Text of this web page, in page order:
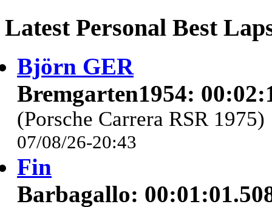
Latest Personal Best
Björn GER
Bremgarten1954:
(Porsche Carrera RSR 1975)
07/08/26-20:43
Fin
Barbagallo: